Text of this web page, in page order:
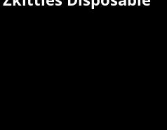
(Hybride) Menge